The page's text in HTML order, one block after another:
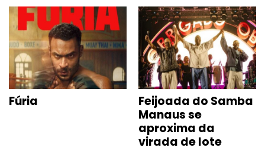
Fúria
Feijoada do Samba
Manaus se
aproxima da
virada de lote